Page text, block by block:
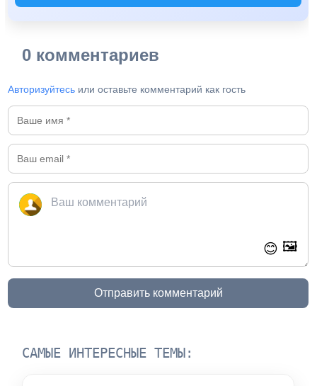
0 комментариев
Авторизуйтесь или оставьте комментарий как гость
😊 🖼️
Отправить комментарий
САМЫЕ ИНТЕРЕСНЫЕ ТЕМЫ: